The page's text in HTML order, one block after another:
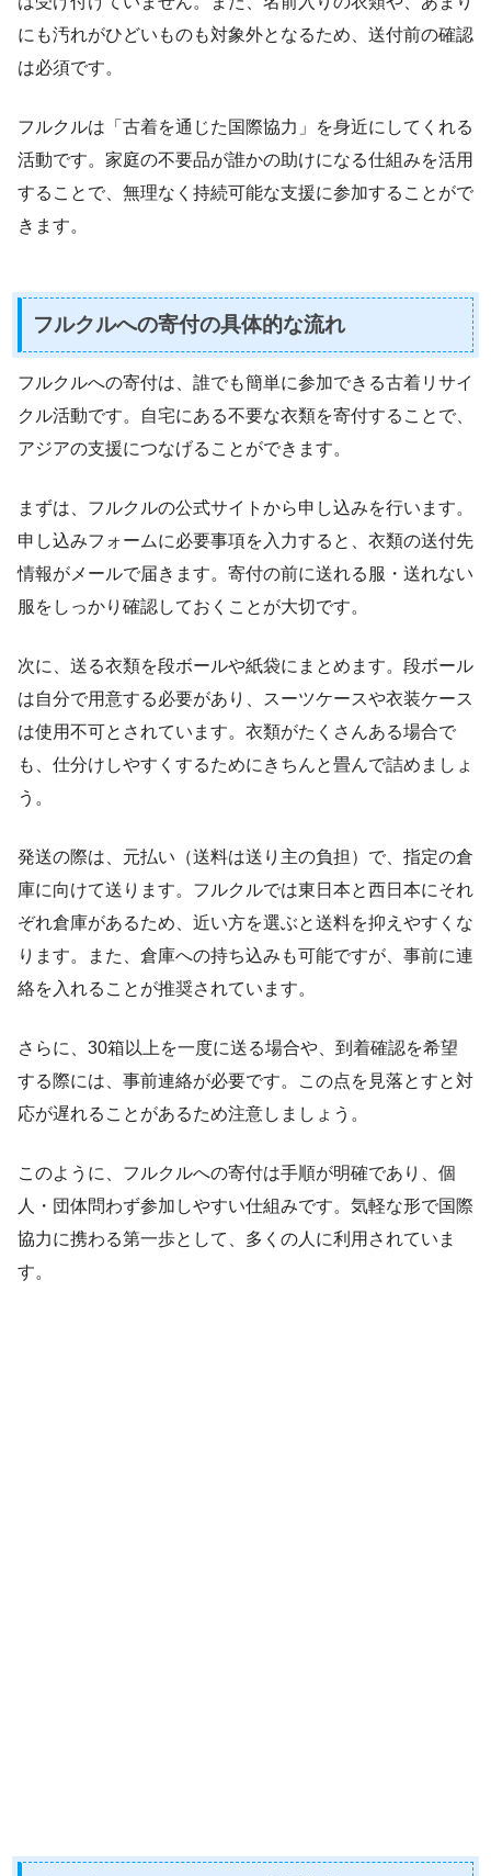
にも汚れがひどいものも対象外となるため、送付前の確認
は必須です。
フルクルは「古着を通じた国際協力」を身近にしてくれる
活動です。家庭の不要品が誰かの助けになる仕組みを活用
することで、無理なく持続可能な支援に参加することがで
きます。
フルクルへの寄付の具体的な流れ
フルクルへの寄付は、誰でも簡単に参加できる古着リサイ
クル活動です。自宅にある不要な衣類を寄付することで、
アジアの支援につなげることができます。
まずは、フルクルの公式サイトから申し込みを行います。
申し込みフォームに必要事項を入力すると、衣類の送付先
情報がメールで届きます。寄付の前に送れる服・送れない
服をしっかり確認しておくことが大切です。
次に、送る衣類を段ボールや紙袋にまとめます。段ボール
は自分で用意する必要があり、スーツケースや衣装ケース
は使用不可とされています。衣類がたくさんある場合で
も、仕分けしやすくするためにきちんと畳んで詰めましょ
う。
発送の際は、元払い（送料は送り主の負担）で、指定の倉
庫に向けて送ります。フルクルでは東日本と西日本にそれ
ぞれ倉庫があるため、近い方を選ぶと送料を抑えやすくな
ります。また、倉庫への持ち込みも可能ですが、事前に連
絡を入れることが推奨されています。
さらに、30箱以上を一度に送る場合や、到着確認を希望
する際には、事前連絡が必要です。この点を見落とすと対
応が遅れることがあるため注意しましょう。
このように、フルクルへの寄付は手順が明確であり、個
人・団体問わず参加しやすい仕組みです。気軽な形で国際
協力に携わる第一歩として、多くの人に利用されていま
す。